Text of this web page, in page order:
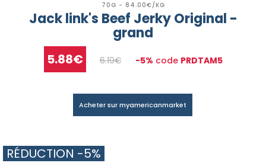
70G - 84.00€/KG
Jack link's Beef Jerky Original -
grand
5.88€ 6.19€ -5% code PRDTAM5
Acheter sur myamericanmarket
RÉDUCTION -5%